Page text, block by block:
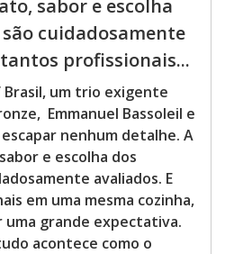
sabor e escolha
cuidadosamente
profissionais...
um trio exigente
Emmanuel Bassoleil e
nenhum detalhe. A
e escolha dos
avaliados. E
em uma mesma cozinha,
uma grande expectativa.
acontece como o